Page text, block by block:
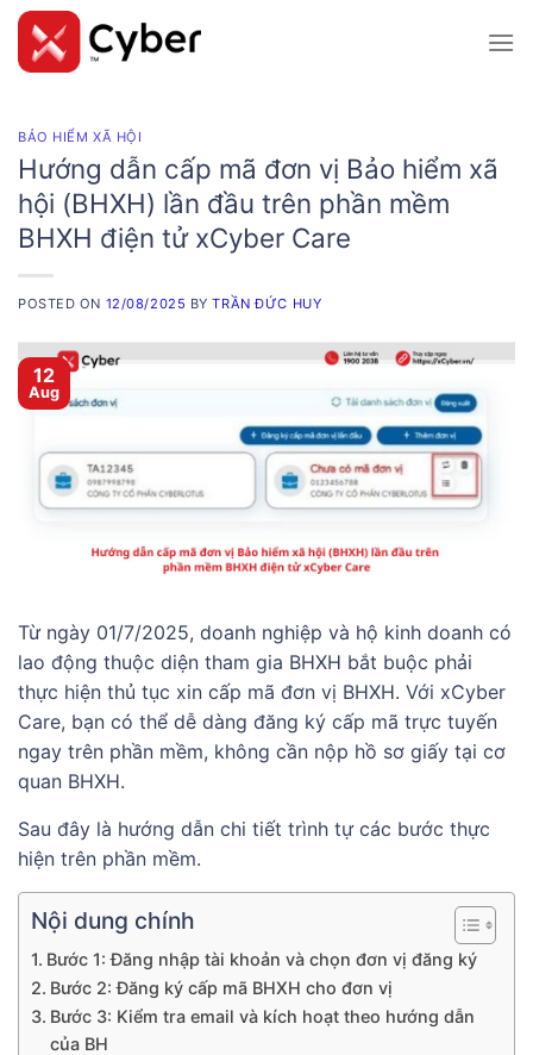
Skip
content
BẢO HIỂM XÃ HỘI
Hướng dẫn cấp mã đơn vị Bảo hiểm xã
hội (BHXH) lần đầu trên phần mềm
BHXH điện tử xCyber Care
POSTED ON 12/08/2025 BYTRẦN ĐỨC HUY
12
Aug
Từ ngày 01/7/2025, doanh nghiệp và hộ kinh doanh có
lao động thuộc diện tham gia BHXH bắt buộc phải
thực hiện thủ tục xin cấp mã đơn vị BHXH. Với xCyber
Care, bạn có thể dễ dàng đăng ký cấp mã trực tuyến
ngay trên phần mềm, không cần nộp hồ sơ giấy tại cơ
quan BHXH.
Sau đây là hướng dẫn chi tiết trình tự các bước thực
hiện trên phần mềm.
Nội dung chính
Bước 1: Đăng nhập tài khoản và chọn đơn vị đăng ký
Bước 2: Đăng ký cấp mã BHXH cho đơn vị
Bước 3: Kiểm tra email và kích hoạt theo hướng dẫn
của BH